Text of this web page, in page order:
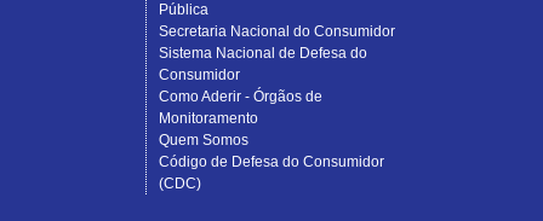
Pública
Secretaria Nacional do Consumidor
Sistema Nacional de Defesa do
Consumidor
Como Aderir - Órgãos de
Monitoramento
Quem Somos
Código de Defesa do Consumidor
(CDC)